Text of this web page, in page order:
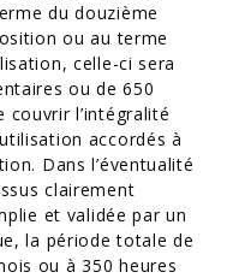
du douzième
ou au terme
celle-ci sera
ou de 650
couvrir l’intégralité
accordés à
Dans l’éventualité
clairement
et validée par un
la période totale de
ou à 350 heures